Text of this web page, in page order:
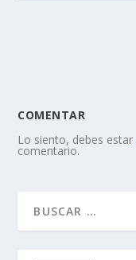
COMENTAR
Lo siento, debes estar
comentario.